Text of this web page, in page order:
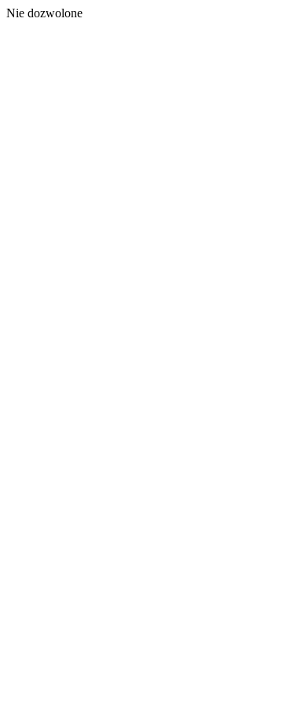
Nie dozwolone